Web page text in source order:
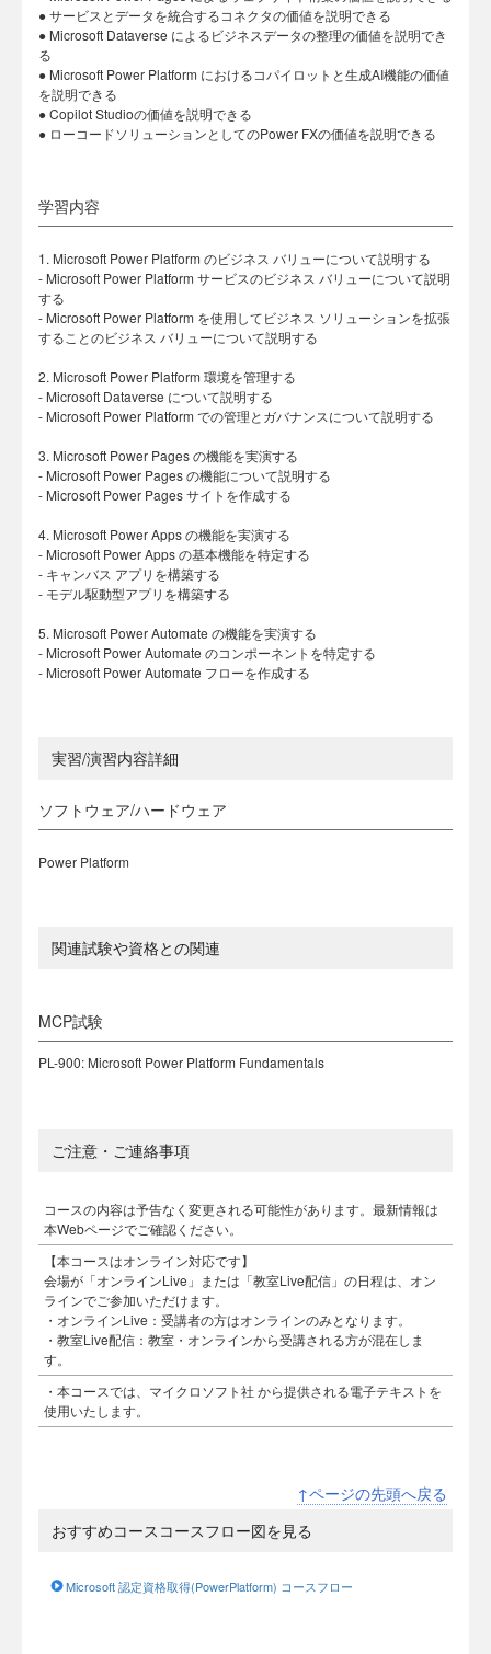
● サービスとデータを統合するコネクタの価値を説明できる
● Microsoft Dataverse によるビジネスデータの整理の価値を説明でき
る
● Microsoft Power Platform におけるコパイロットと生成AI機能の価値
を説明できる
● Copilot Studioの価値を説明できる
● ローコードソリューションとしてのPower FXの価値を説明できる
学習内容
1. Microsoft Power Platform のビジネス バリューについて説明する
- Microsoft Power Platform サービスのビジネス バリューについて説明
する
- Microsoft Power Platform を使用してビジネス ソリューションを拡張
することのビジネス バリューについて説明する
2. Microsoft Power Platform 環境を管理する
- Microsoft Dataverse について説明する
- Microsoft Power Platform での管理とガバナンスについて説明する
3. Microsoft Power Pages の機能を実演する
- Microsoft Power Pages の機能について説明する
- Microsoft Power Pages サイトを作成する
4. Microsoft Power Apps の機能を実演する
- Microsoft Power Apps の基本機能を特定する
- キャンバス アプリを構築する
- モデル駆動型アプリを構築する
5. Microsoft Power Automate の機能を実演する
- Microsoft Power Automate のコンポーネントを特定する
- Microsoft Power Automate フローを作成する
実習/演習内容詳細
ソフトウェア/ハードウェア
Power Platform
関連試験や資格との関連
MCP試験
PL-900: Microsoft Power Platform Fundamentals
ご注意・ご連絡事項
コースの内容は予告なく変更される可能性があります。最新情報は
本Webページでご確認ください。
【本コースはオンライン対応です】
会場が「オンラインLive」または「教室Live配信」の日程は、オン
ラインでご参加いただけます。
・オンラインLive：受講者の方はオンラインのみとなります。
・教室Live配信：教室・オンラインから受講される方が混在しま
す。
・本コースでは、マイクロソフト社 から提供される電子テキストを
使用いたします。
↑ページの先頭へ戻る
おすすめコースコースフロー図を見る
Microsoft 認定資格取得(PowerPlatform) コースフロー